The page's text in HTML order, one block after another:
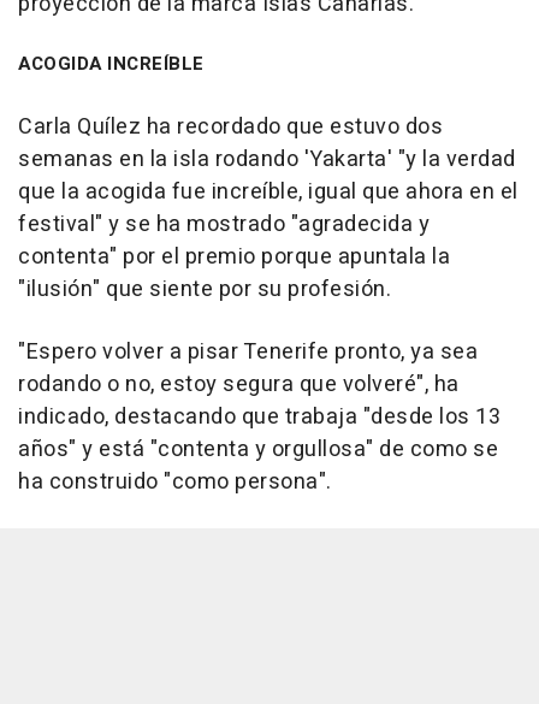
ACOGIDA INCREÍBLE
Carla Quílez ha recordado que estuvo dos
semanas en la isla rodando 'Yakarta' "y la verdad
que la acogida fue increíble, igual que ahora en el
festival" y se ha mostrado "agradecida y
contenta" por el premio porque apuntala la
"ilusión" que siente por su profesión.
"Espero volver a pisar Tenerife pronto, ya sea
rodando o no, estoy segura que volveré", ha
indicado, destacando que trabaja "desde los 13
años" y está "contenta y orgullosa" de como se
ha construido "como persona".